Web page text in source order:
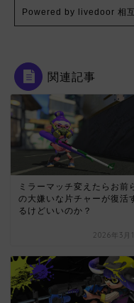
Powered by livedoor 相
関連記事
ミラーマッチ変えたらお前
の大嫌いな片チャーが復活
るけどいいのか？
2026年3月